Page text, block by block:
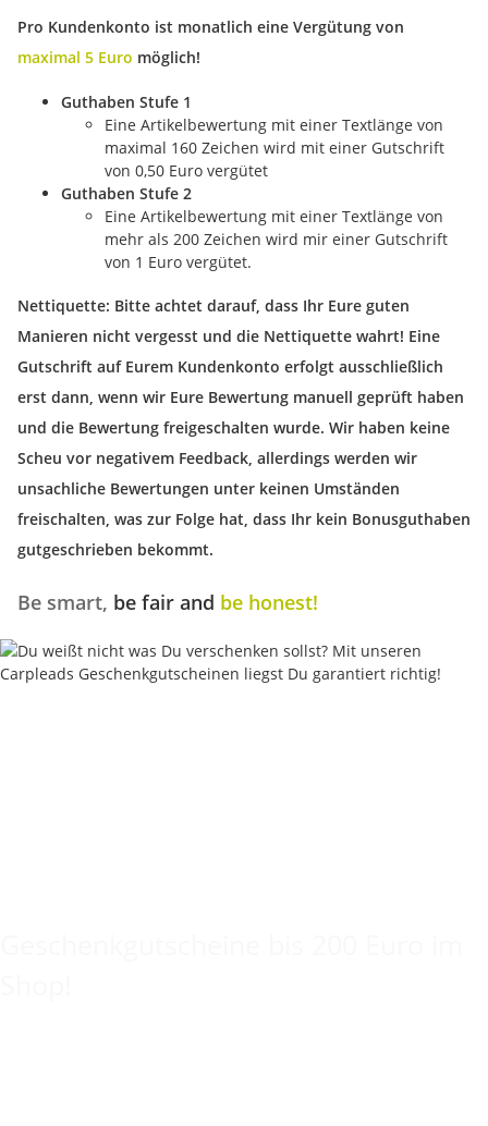
Pro Kundenkonto ist monatlich eine Vergütung von
maximal 5 Euro möglich!
Guthaben Stufe 1
Eine Artikelbewertung mit einer Textlänge von
maximal 160 Zeichen wird mit einer Gutschrift
von 0,50 Euro vergütet
Guthaben Stufe 2
Eine Artikelbewertung mit einer Textlänge von
mehr als 200 Zeichen wird mir einer Gutschrift
von 1 Euro vergütet.
Nettiquette: Bitte achtet darauf, dass Ihr Eure guten
Manieren nicht vergesst und die Nettiquette wahrt! Eine
Gutschrift auf Eurem Kundenkonto erfolgt ausschließlich
erst dann, wenn wir Eure Bewertung manuell geprüft haben
und die Bewertung freigeschalten wurde. Wir haben keine
Scheu vor negativem Feedback, allerdings werden wir
unsachliche Bewertungen unter keinen Umständen
freischalten, was zur Folge hat, dass Ihr kein Bonusguthaben
gutgeschrieben bekommt.
Be smart, be fair and be honest!